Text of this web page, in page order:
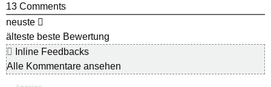
13 Comments
neuste
älteste beste Bewertung
Inline Feedbacks
Alle Kommentare ansehen